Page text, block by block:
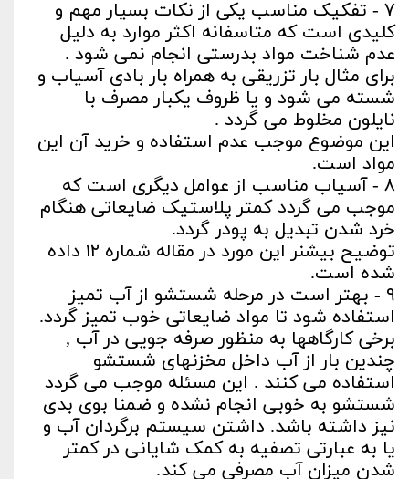
۷ - تفکیک مناسب یکی از نکات بسیار مهم و
کلیدی است که متاسفانه اکثر موارد به دلیل
عدم شناخت مواد بدرستی انجام نمی شود .
برای مثال بار تزریقی به همراه بار بادی آسیاب و
شسته می شود و یا ظروف یکبار مصرف با
نایلون مخلوط می گردد .
این موضوع موجب عدم استفاده و خرید آن این
مواد است.
۸ - آسیاب مناسب از عوامل دیگری است که
موجب می گردد کمتر پلاستیک ضایعاتی هنگام
خرد شدن تبدیل به پودر گردد.
توضیح بیشنر این مورد در مقاله شماره ۱۲ داده
شده است.
۹ - بهتر است در مرحله شستشو از آب تمیز
استفاده شود تا مواد ضایعاتی خوب تمیز گردد.
برخی کارگاهها به منظور صرفه جویی در آب ,
چندین بار از آب داخل مخزنهای شستشو
استفاده می کنند . این مسئله موجب می گردد
شستشو به خوبی انجام نشده و ضمنا بوی بدی
نیز داشته باشد. داشتن سیستم برگردان آب و
یا به عبارتی تصفیه به کمک شایانی در کمتر
شدن میزان آب مصرفی می کند.